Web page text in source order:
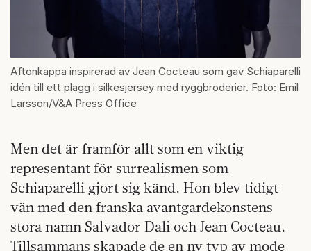
Aftonkappa inspirerad av Jean Cocteau som gav Schiaparelli
idén till ett plagg i silkesjersey med ryggbroderier. Foto: Emil
Larsson/V&A Press Office
Men det är framför allt som en viktig
representant för surrealismen som
Schiaparelli gjort sig känd. Hon blev tidigt
vän med den franska avantgardekonstens
stora namn Salvador Dali och Jean Cocteau.
Tillsammans skapade de en ny typ av mode